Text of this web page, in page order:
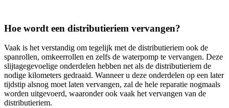
Hoe wordt een distributieriem vervangen?
Vaak is het verstandig om tegelijk met de distributieriem ook de
spanrollen, omkeerrollen en zelfs de waterpomp te vervangen. Deze
slijtagegevoelige onderdelen hebben net als de distributieriem de
nodige kilometers gedraaid. Wanneer u deze onderdelen op een later
tijdstip alsnog moet laten vervangen, zal de hele reparatie nogmaals
worden uitgevoerd, waaronder ook vaak het vervangen van de
distributieriem.